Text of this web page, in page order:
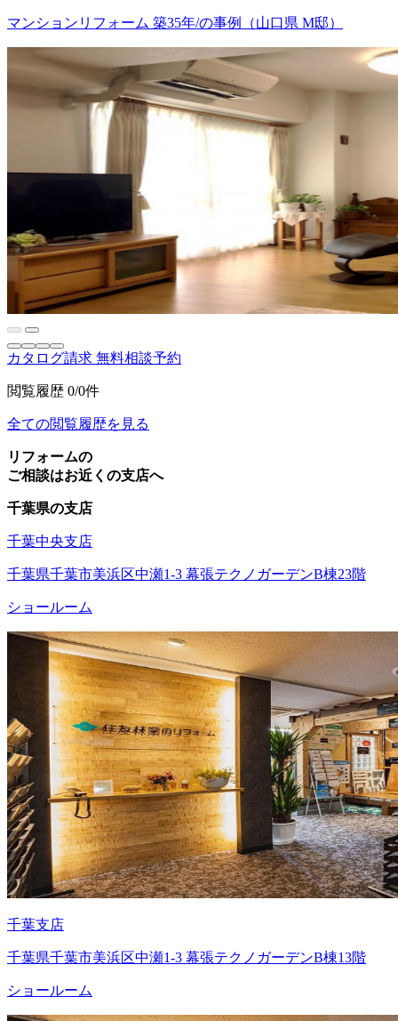
マンションリフォーム 築35年/の事例（山口県 M邸）
カタログ請求 無料相談予約
閲覧履歴 0/0件
全ての閲覧履歴を見る
リフォームの
ご相談はお近くの支店へ
千葉県の支店
千葉中央支店
千葉県千葉市美浜区中瀬1-3 幕張テクノガーデンB棟23階
ショールーム
千葉支店
千葉県千葉市美浜区中瀬1-3 幕張テクノガーデンB棟13階
ショールーム